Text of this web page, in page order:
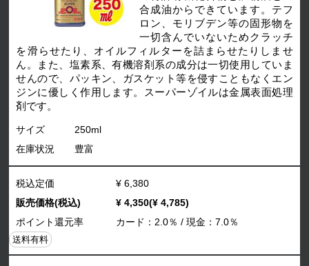
合成油からできています。テフ
ロン、モリブデン等の固形物を
一切含んでいないためクラッチ
を滑らせたり、オイルフィルターを詰まらせたりしませ
ん。また、塩素系、有機溶剤系の成分は一切使用していま
せんので、パッキン、ガスケット等を侵すこともなくエン
ジンに優しく作用します。スーパーゾイルは金属表面処理
剤です。
サイズ
250ml
在庫状況
豊富
税込定価
¥ 6,380
販売価格(税込)
¥ 4,350(¥ 4,785)
ポイント還元率
カード：2.0％ / 現金：7.0％
送料有料